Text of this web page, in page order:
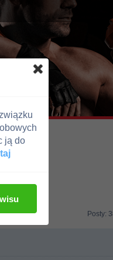
Posty:
ją do